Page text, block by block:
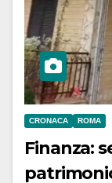
CRONACA ROMA
Finanza: